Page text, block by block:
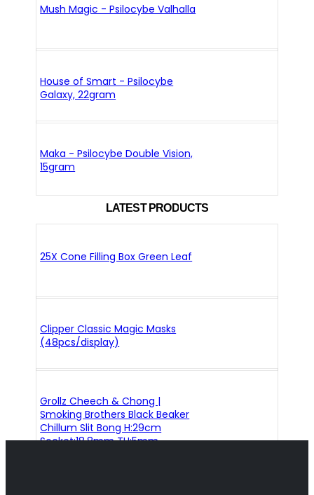
Mush Magic - Psilocybe Valhalla
House of Smart - Psilocybe
Galaxy, 22gram
Maka - Psilocybe Double Vision,
15gram
LATEST PRODUCTS
25X Cone Filling Box Green Leaf
Clipper Classic Magic Masks
(48pcs/display)
Grollz Cheech & Chong |
Smoking Brothers Black Beaker
Chillum Slit Bong H:29cm
Socket:18.8mm TH:5mm